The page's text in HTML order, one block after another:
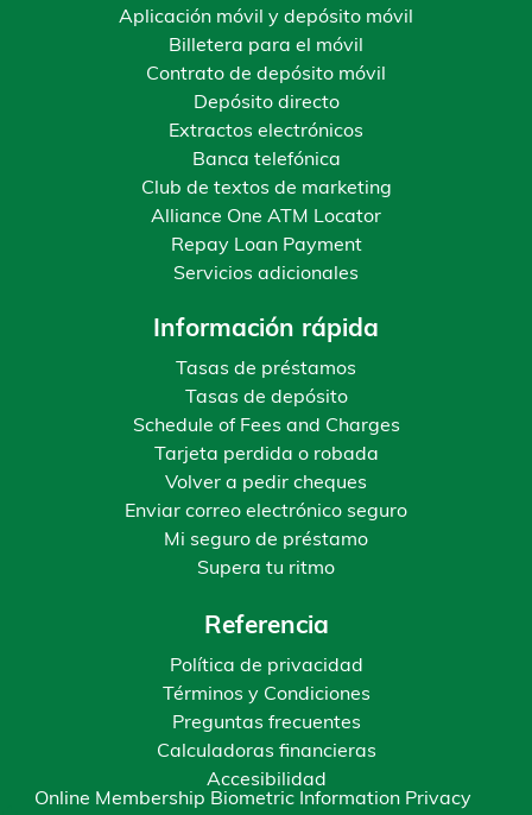
Aplicación móvil y depósito móvil
Billetera para el móvil
Contrato de depósito móvil
Depósito directo
Extractos electrónicos
Banca telefónica
Club de textos de marketing
Alliance One ATM Locator
Repay Loan Payment
Servicios adicionales
Información rápida
Tasas de préstamos
Tasas de depósito
Schedule of Fees and Charges
Tarjeta perdida o robada
Volver a pedir cheques
Enviar correo electrónico seguro
Mi seguro de préstamo
Supera tu ritmo
Referencia
Política de privacidad
Términos y Condiciones
Preguntas frecuentes
Calculadoras financieras
Accesibilidad
Online Membership Biometric Information Privacy